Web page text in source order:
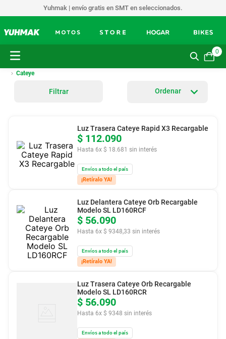
Yuhmak | envío gratis en SMT en seleccionados.
0
Cateye
Filtrar
$ 112.090
Hasta 6x $ 18.681 sin interés
Luz Trasera Cateye Rapid X3 Recargable
Envíos a todo el país
¡Retíralo YA!
$ 56.090
Hasta 6x $ 9348,33 sin interés
Luz Delantera Cateye Orb Recargable
Modelo SL LD160RCF
Envíos a todo el país
¡Retíralo YA!
$ 56.090
Hasta 6x $ 9348 sin interés
Luz Trasera Cateye Orb Recargable
Modelo SL LD160RCR
Envíos a todo el país